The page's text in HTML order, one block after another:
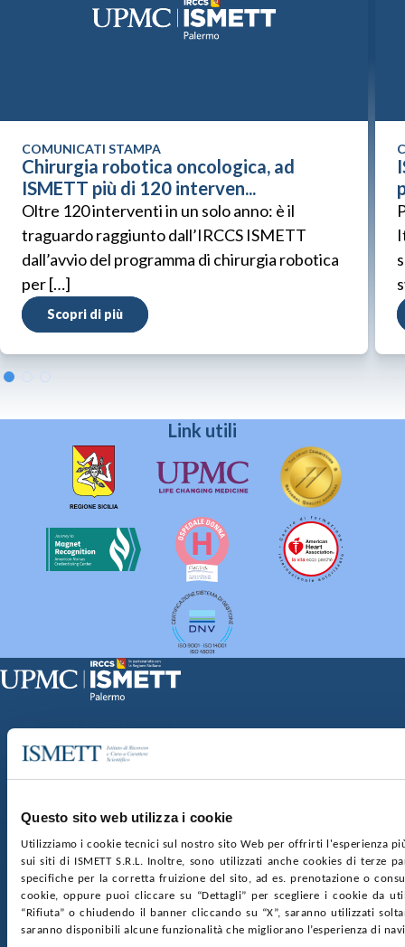
Questo sito web utilizza i cookie
Utilizziamo i cookie tecnici sul nostro sito Web per offrirti l'esperienza
sui siti di ISMETT S.R.L. Inoltre, sono utilizzati anche cookies di terze
specifiche per la corretta fruizione del sito, ad es. prenotazione o
cookie, oppure puoi cliccare su “Dettagli” per scegliere i cookie da
“Rifiuta” o chiudendo il banner cliccando su “X”, saranno utilizzati
saranno disponibili alcune funzionalità che migliorano l’esperienza di
COMUNICATI STAMPA
Chirurgia robotica oncologica, ad
ISMETT più di 120 interven...
Oltre 120 interventi in un solo anno: è il
traguardo raggiunto dall’IRCCS ISMETT
dall’avvio del programma di chirurgia robotica
per […]
Scopri di più
Link utili
Via Discesa dei Giudici 4 90133 Palermo
nr. REA PA-201818 P.I. 04544550827
SOCIETÀ TRASPARENTE WHISTLEBLOWING
GARE E CONTRATTIPRIVACYCOOKIE POLICY
SOSTIENICIMAPPA DEL SITOACCESSIBILITÀ
CONTATTI